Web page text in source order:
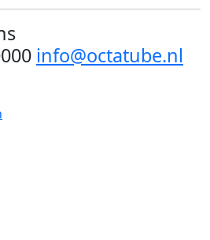
info@octatube.nl